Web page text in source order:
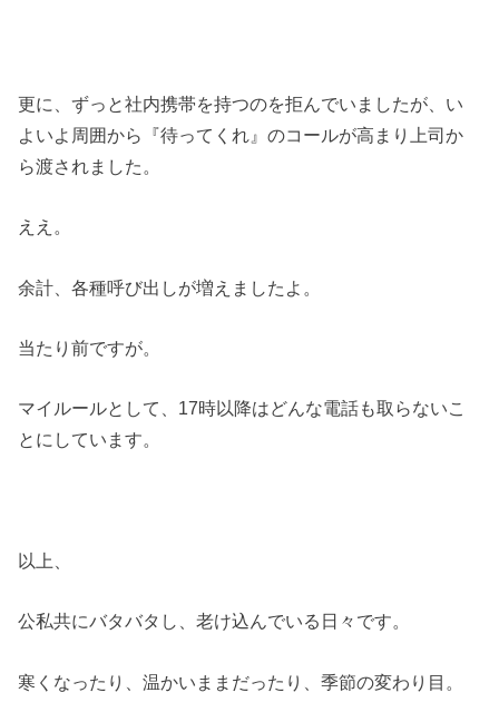
更に、ずっと社内携帯を持つのを拒んでいましたが、い
よいよ周囲から『待ってくれ』のコールが高まり上司か
ら渡されました。
ええ。
余計、各種呼び出しが増えましたよ。
当たり前ですが。
マイルールとして、17時以降はどんな電話も取らないこ
とにしています。
以上、
公私共にバタバタし、老け込んでいる日々です。
寒くなったり、温かいままだったり、季節の変わり目。